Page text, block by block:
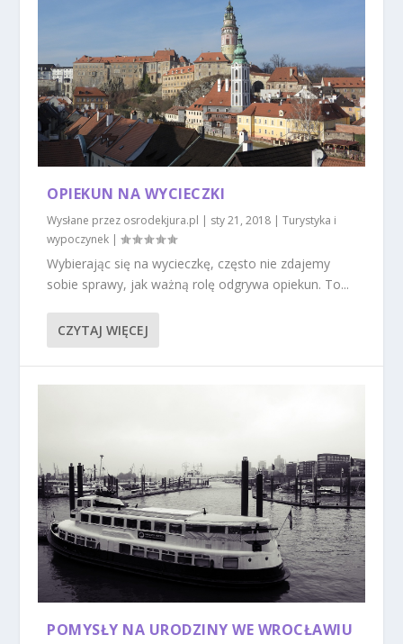
OPIEKUN NA WYCIECZKI
Wysłane przez osrodekjura.pl | sty 21, 2018 |Turystyka i
wypoczynek |
Wybierając się na wycieczkę, często nie zdajemy
sobie sprawy, jak ważną rolę odgrywa opiekun. To...
CZYTAJ WIĘCEJ
POMYSŁY NA URODZINY WE WROCŁAWIU